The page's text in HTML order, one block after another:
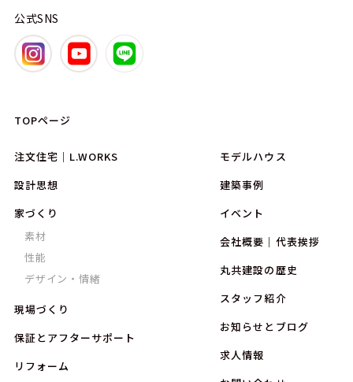
公式SNS
TOPページ
注文住宅｜L.WORKS
設計思想
家づくり
素材
性能
デザイン・情緒
現場づくり
保証とアフターサポート
リフォーム
モデルハウス
建築事例
イベント
会社概要｜代表挨拶
丸共建設の歴史
スタッフ紹介
お知らせとブログ
求人情報